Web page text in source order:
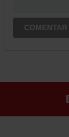
COMENTAR